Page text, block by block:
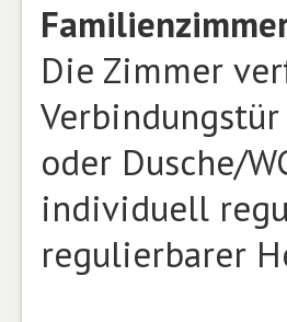
Die Zimmer
oder Dusche/
individuell
regulierbarer